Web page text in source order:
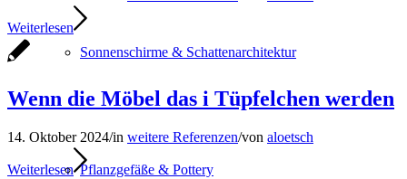
Sonnenschirme & Schattenarchitektur
Pflanzgefäße & Pottery
Weiterlesen
Wenn die Möbel das i Tüpfelchen werden
14. Oktober 2024/in weitere Referenzen/von aloetsch
Weiterlesen